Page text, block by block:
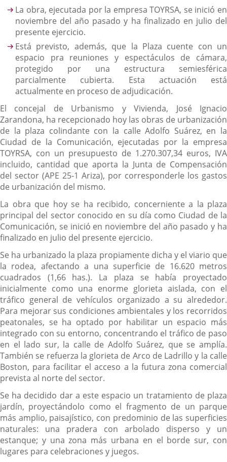
Descripción
La obra, ejecutada por la empresa TOYRSA, se inició en
noviembre del año pasado y ha finalizado en julio del
presente ejercicio.
Está previsto, además, que la Plaza cuente con un
espacio pra reuniones y espectáculos de cámara,
protegido por una estructura semiesférica
parcialmente cubierta. Esta actuación está
actualmente en proceso de adjudicación.
El concejal de Urbanismo y Vivienda, José Ignacio
Zarandona, ha recepcionado hoy las obras de urbanización
de la plaza colindante con la calle Adolfo Suárez, en la
Ciudad de la Comunicación, ejecutadas por la empresa
TOYRSA, con un presupuesto de 1.270.307,34 euros, IVA
incluido, cantidad que aporta la Junta de Compensación
del sector (APE 25-1 Ariza), por corresponderle los gastos
de urbanización del mismo.
La obra que hoy se ha recibido, concerniente a la plaza
principal del sector conocido en su día como Ciudad de la
Comunicación, se inició en noviembre del año pasado y ha
finalizado en julio del presente ejercicio.
Se ha urbanizado la plaza propiamente dicha y el viario que
la rodea, afectando a una superficie de 16.620 metros
cuadrados (1,66 has.). La plaza se había proyectado
inicialmente como una enorme glorieta aislada, con el
tráfico general de vehículos organizado a su alrededor.
Para mejorar sus condiciones ambientales y los recorridos
peatonales, se ha optado por habilitar un espacio más
integrado con su entorno, concentrando el tráfico de paso
en el lado sur, la calle de Adolfo Suárez, que se amplía.
También se refuerza la glorieta de Arco de Ladrillo y la calle
Boston, para facilitar el acceso a la futura zona comercial
prevista al norte del sector.
Se ha decidido dar a este espacio un tratamiento de plaza
jardín, proyectándolo como el fragmento de un parque
más amplio, paisajístico, con predominio de las superficies
naturales: una pradera con arbolado disperso y un
estanque; y una zona más urbana en el borde sur, con
lugares para celebraciones y juegos.